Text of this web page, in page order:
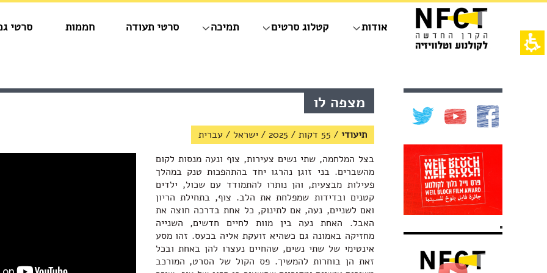
תחילתו
אינטרנט,
לחץ
אודות קטלוג סרטים תמיכה סרטי תעודה חממות סרטי
תוכן
מרכזי,
ללחוץ
אנטר
לדלג
לאזור
הבא
מצפה לו
תיעודי / 55 דקות /
2025
/ ישראל / עברית
בצל המלחמה, שתי נשים צעירות, צוף ונעה מנסות לקום
מהשברים. בני זוגן נהרגו יחד בהתהפכות טנק במהלך
פעילות מבצעית, והן נותרו להתמודד עם שכול, ילדים
קטנים ובדידות שמפלחת את הלב. צוף, בתחילת הריון
ואם לשניים, נעה, אם לתינוק, כל אחת בדרכה חוצה את
האבל. האחת נעה בין מוות לחיים חדשים, השנייה
מחזיקה באמונה גם כשהיא זועקת אליה בכעס. זהו מסע
אינטימי של שתי נשים, שהחיים נעצרו להן באחת ובכל
זאת הן בוחרות להמשיך. פס הקול של הסרט, המורכב